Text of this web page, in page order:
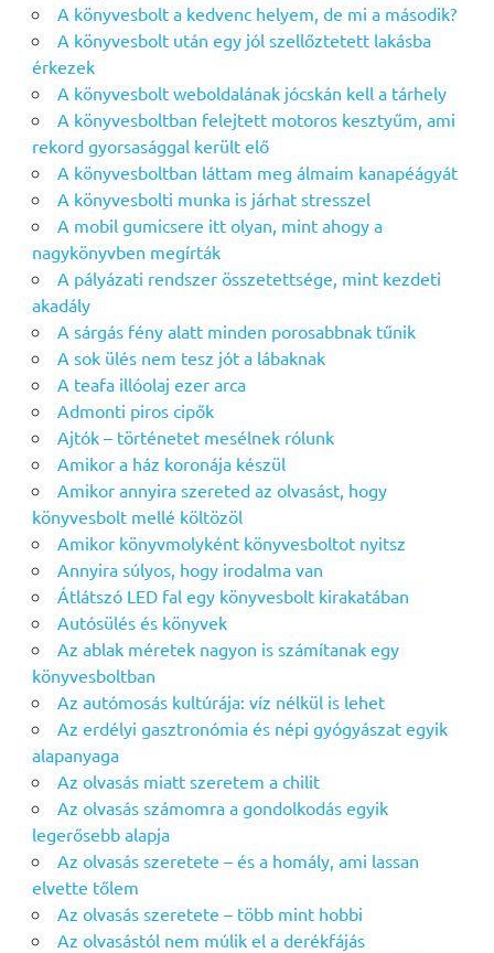
A könyvesbolt a kedvenc helyem, de mi a második?
A könyvesbolt után egy jól szellőztetett lakásba
érkezek
A könyvesbolt weboldalának jócskán kell a tárhely
A könyvesboltban felejtett motoros kesztyűm, ami
rekord gyorsasággal került elő
A könyvesboltban láttam meg álmaim kanapéágyát
A könyvesbolti munka is járhat stresszel
A mobil gumicsere itt olyan, mint ahogy a
nagykönyvben megírták
A pályázati rendszer összetettsége, mint kezdeti
akadály
A sárgás fény alatt minden porosabbnak tűnik
A sok ülés nem tesz jót a lábaknak
A teafa illóolaj ezer arca
Admonti piros cipők
Ajtók – történetet mesélnek rólunk
Amikor a ház koronája készül
Amikor annyira szereted az olvasást, hogy
könyvesbolt mellé költözöl
Amikor könyvmolyként könyvesboltot nyitsz
Annyira súlyos, hogy irodalma van
Átlátszó LED fal egy könyvesbolt kirakatában
Autósülés és könyvek
Az ablak méretek nagyon is számítanak egy
könyvesboltban
Az autómosás kultúrája: víz nélkül is lehet
Az erdélyi gasztronómia és népi gyógyászat egyik
alapanyaga
Az olvasás miatt szeretem a chilit
Az olvasás számomra a gondolkodás egyik
legerősebb alapja
Az olvasás szeretete – és a homály, ami lassan
elvette tőlem
Az olvasás szeretete – több mint hobbi
Az olvasástól nem múlik el a derékfájás